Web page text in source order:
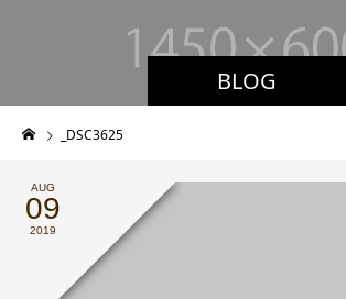
BLOG
_DSC3625
AUG
09
2019